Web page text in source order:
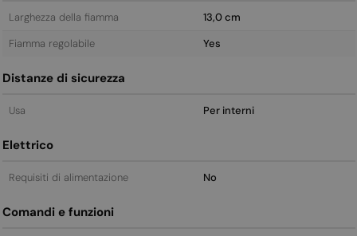
Larghezza della fiamma
13,0 cm
Fiamma regolabile
Yes
Distanze di sicurezza
Usa Per interni
Elettrico
Requisiti di alimentazione No
Comandi e funzioni